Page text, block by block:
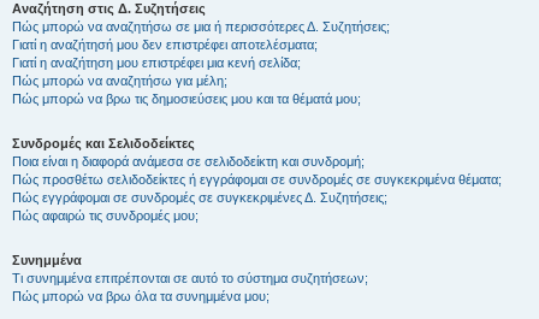
Αναζήτηση στις Δ. Συζητήσεις
Πώς μπορώ να αναζητήσω σε μια ή περισσότερες Δ. Συζητήσεις;
Γιατί η αναζήτησή μου δεν επιστρέφει αποτελέσματα;
Γιατί η αναζήτηση μου επιστρέφει μια κενή σελίδα;
Πώς μπορώ να αναζητήσω για μέλη;
Πώς μπορώ να βρω τις δημοσιεύσεις μου και τα θέματά μου;
Συνδρομές και Σελιδοδείκτες
Ποια είναι η διαφορά ανάμεσα σε σελιδοδείκτη και συνδρομή;
Πώς προσθέτω σελιδοδείκτες ή εγγράφομαι σε συνδρομές σε συγκεκριμένα θέματα;
Πώς εγγράφομαι σε συνδρομές σε συγκεκριμένες Δ. Συζητήσεις;
Πώς αφαιρώ τις συνδρομές μου;
Συνημμένα
Τι συνημμένα επιτρέπονται σε αυτό το σύστημα συζητήσεων;
Πώς μπορώ να βρω όλα τα συνημμένα μου;